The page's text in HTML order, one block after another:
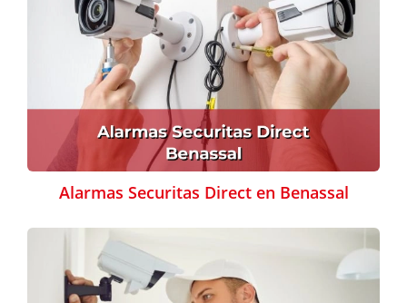
Alarmas Securitas Direct en Benassal